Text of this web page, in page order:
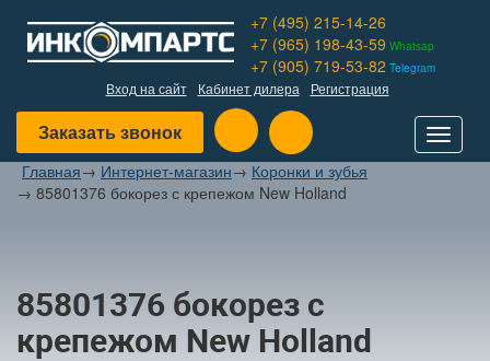
+7 (495) 215-14-26
+7 (965) 198-43-59 Whatsap
+7 (905) 719-53-82 Telegram
Вход на сайт Кабинет дилера Регистрация
Заказать звонок
Toggle
Главная→ Интернет-магазин→ Коронки и зубья
→ 85801376 бокорез с крепежом New Holland
85801376 бокорез с
крепежом New Holland